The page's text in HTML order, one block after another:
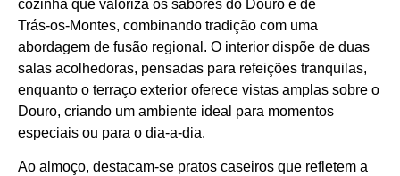
cozinha que valoriza os sabores do Douro e de
Trás‑os‑Montes, combinando tradição com uma
abordagem de fusão regional. O interior dispõe de duas
salas acolhedoras, pensadas para refeições tranquilas,
enquanto o terraço exterior oferece vistas amplas sobre o
Douro, criando um ambiente ideal para momentos
especiais ou para o dia‑a‑dia.
Ao almoço, destacam‑se pratos caseiros que refletem a